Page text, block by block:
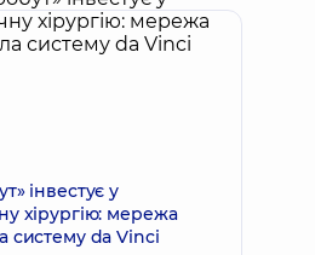
інвестує у
хірургію: мережа
систему da Vinci